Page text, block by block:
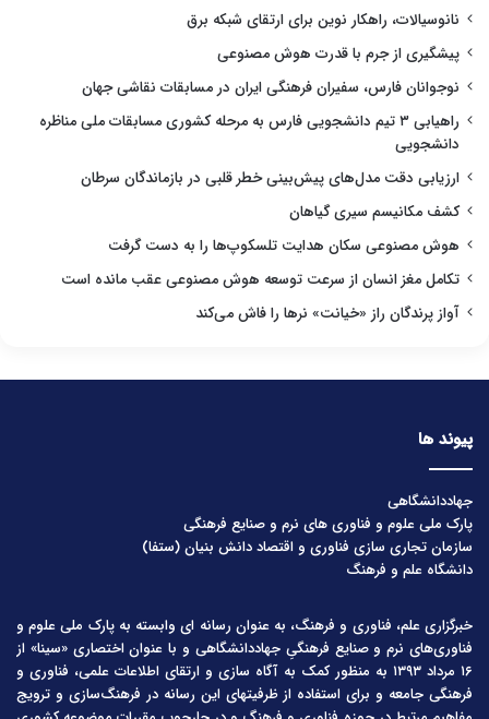
نانوسیالات، راهکار نوین برای ارتقای شبکه برق
پیشگیری از جرم با قدرت هوش مصنوعی
نوجوانان فارس، سفیران فرهنگی ایران در مسابقات نقاشی جهان
راهیابی ۳ تیم دانشجویی فارس به مرحله کشوری مسابقات ملی مناظره
دانشجویی
ارزیابی دقت مدل‌های پیش‌بینی خطر قلبی در بازماندگان سرطان
کشف مکانیسم سیری گیاهان
هوش مصنوعی سکان هدایت تلسکوپ‌ها را به دست گرفت
تکامل مغز انسان از سرعت توسعه هوش مصنوعی عقب مانده است
آواز پرندگان راز «خیانت» نرها را فاش می‌کند
پیوند ها
جهاددانشگاهی
پارک ملی علوم و فناوری های نرم و صنایع فرهنگی
سازمان تجاری سازی فناوری و اقتصاد دانش بنیان (ستفا)
دانشگاه علم و فرهنگ
خبرگزاری علم، فناوری و فرهنگ، به عنوان رسانه ای وابسته به پارک ملی علوم و
فناوری‌های نرم و صنایع فرهنگیِ جهاددانشگاهی و با عنوان اختصاری «سینا» از
۱۶ مرداد ۱۳۹۳ به منظور کمک به آگاه سازی و ارتقای اطلاعات علمی، فناوری و
فرهنگی جامعه و برای استفاده از ظرفیتهای این رسانه در فرهنگ‌سازی و ترویج